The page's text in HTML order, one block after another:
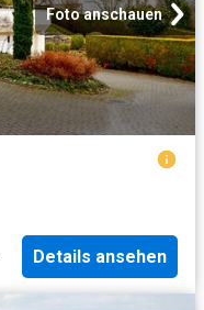
Foto anschauen
Details ansehen